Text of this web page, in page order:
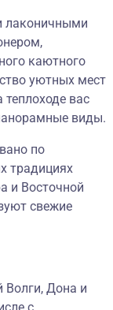
лаконичными
каютного
уютных мест
вас
виды.
по
традициях
и Восточной
свежие
Волги, Дона и